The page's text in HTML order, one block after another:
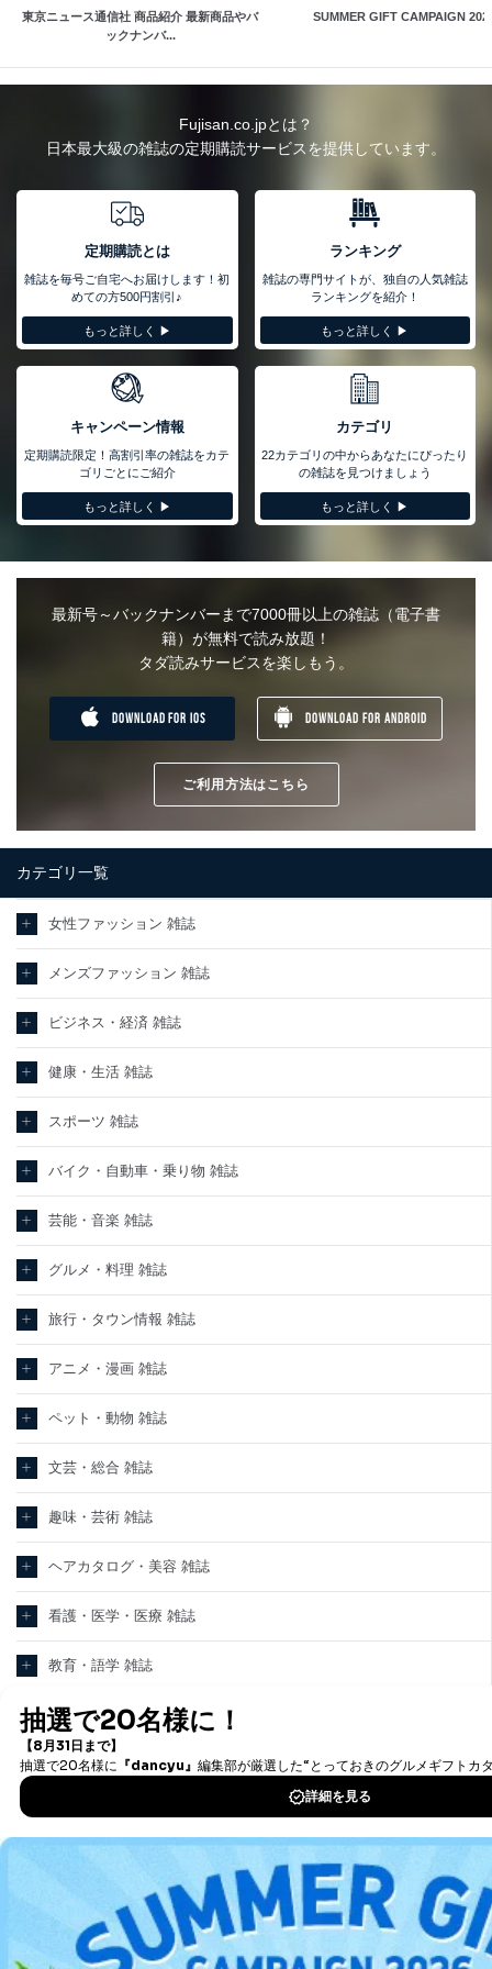
東京ニュース通信社 商品紹介 最新商品やバ
ックナンバ...
SUMMER GIFT CAMPAIGN
Fujisan.co.jpとは？
日本最大級の雑誌の定期購読サービスを提供しています。
定期購読とは
雑誌を毎号ご自宅へお届けします！初
めての方500円割引♪
もっと詳しく ▶︎
ランキング
雑誌の専門サイトが、独自の人気雑誌
ランキングを紹介！
もっと詳しく ▶︎
キャンペーン情報
定期購読限定！高割引率の雑誌をカテ
ゴリごとにご紹介
もっと詳しく ▶︎
カテゴリ
22カテゴリの中からあなたにぴったり
の雑誌を見つけましょう
もっと詳しく ▶︎
最新号～バックナンバーまで7000冊以上の雑誌（電子書
籍）が無料で読み放題！
タダ読みサービスを楽しもう。
DOWNLOAD FOR IOS DOWNLOAD FOR ANDROID
ご利用方法はこちら
カテゴリ一覧
女性ファッション 雑誌
メンズファッション 雑誌
ビジネス・経済 雑誌
健康・生活 雑誌
スポーツ 雑誌
バイク・自動車・乗り物 雑誌
芸能・音楽 雑誌
グルメ・料理 雑誌
旅行・タウン情報 雑誌
アニメ・漫画 雑誌
ペット・動物 雑誌
文芸・総合 雑誌
趣味・芸術 雑誌
ヘアカタログ・美容 雑誌
看護・医学・医療 雑誌
教育・語学 雑誌
テクノロジー・科学 雑誌
パソコン・PC 雑誌
新聞・業界紙
その他